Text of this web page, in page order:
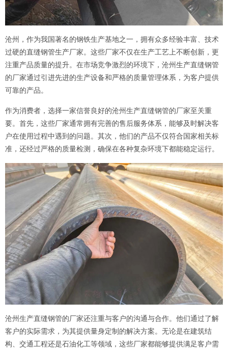
沧州，作为我国著名的钢铁生产基地之一，拥有众多经验丰富、技术
过硬的直缝钢管生产厂家。这些厂家不仅在生产工艺上不断创新，更
注重产品质量的提升。在市场竞争激烈的环境下，沧州生产直缝钢管
的厂家通过引进先进的生产设备和严格的质量管理体系，为客户提供
可靠的产品。
作为消费者，选择一家信誉良好的沧州生产直缝钢管的厂家至关重
要。首先，这些厂家通常拥有完善的售后服务体系，能够及时解决客
户在使用过程中遇到的问题。其次，他们的产品不仅符合国家相关标
准，还经过严格的质量检测，确保在各种复杂环境下都能稳定运行。
沧州生产直缝钢管的厂家还注重与客户的沟通与合作。他们通过了解
客户的实际需求，为其提供量身定制的解决方案。无论是在建筑结
构、交通工程还是石油化工等领域，这些厂家都能够提供满足客户需